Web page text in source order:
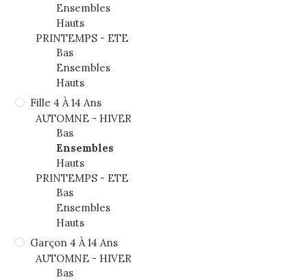
Ensembles
Hauts
PRINTEMPS - ETE
Bas
Ensembles
Hauts
Fille 4 À 14 Ans
AUTOMNE - HIVER
Bas
Ensembles
Hauts
PRINTEMPS - ETE
Bas
Ensembles
Hauts
Garçon 4 À 14 Ans
AUTOMNE - HIVER
Bas